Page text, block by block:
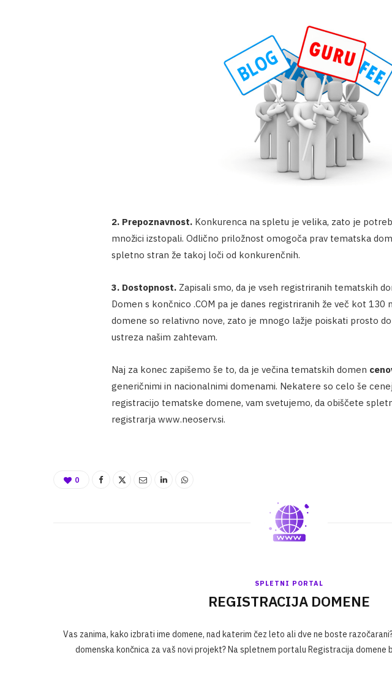
2. Prepoznavnost.Konkurenca na spletu je velika, zato je
množici izstopali. Odlično priložnost omogoča prav tematska
spletno stran že takoj loči od konkurenčnih.
3. Dostopnost.Zapisali smo, da je vseh registriranih tematskih
Domen s končnico .COM pa je danes registriranih že več kot 130
domene so relativno nove, zato je mnogo lažje poiskati prosto
ustreza našim zahtevam.
Naj za konec zapišemo še to, da je večina tematskih domen
generičnimi in nacionalnimi domenami. Nekatere so celo še
registracijo tematske domene, vam svetujemo, da obiščete
registrarja www.neoserv.si.
0
SPLETNI PORTAL
REGISTRACIJA DOMENE
Vas zanima, kako izbrati ime domene, nad katerim čez leto ali dve ne boste
domenska končnica za vaš novi projekt? Na spletnem portalu Registracija domene